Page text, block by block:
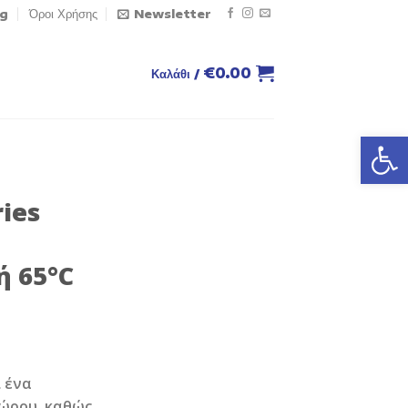
Όροι Χρήσης Newsletter
Καλάθι / €0.00
65°C
ένα